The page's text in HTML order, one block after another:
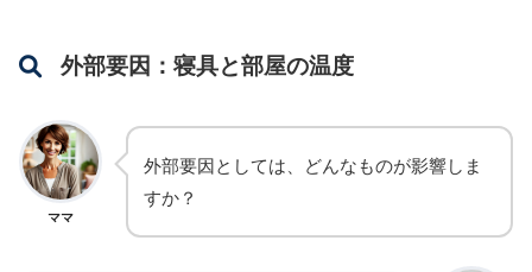
外部要因：寝具と部屋の温度
ママ
外部要因としては、どんなものが影響しま
すか？